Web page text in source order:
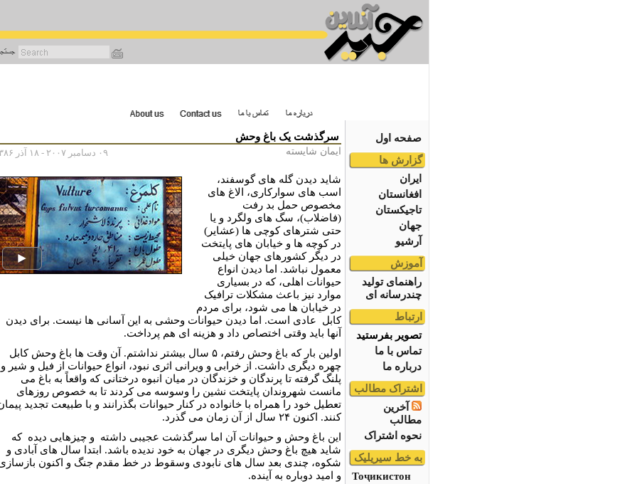
صفحه اول
گزارش ها
ایران
افغانستان
تاجیکستان
جهان
آرشیو
آموزش
راهنمای تولید
چندرسانه ای
ارتباط
تصویر بفرستید
تماس با ما
درباره ما
اشتراک مطالب
آخرین
مطالب
نحوه اشتراک
به خط سیریلیک
Тоҷикистон
سرگذشت يک باغ وحش
۰۹ دسامبر ۲۰۰۷ - ۱۸ آذر ۱۳۸۶ ايمان شايسته
شاید دیدن گله های گوسفند،
اسب های سوارکاری، الاغ های
مخصوص حمل بد رفت
(فاضلاب)، سگ های ولگرد و یا
حتی شترهای کوچی ها (عشایر)
در کوچه ها و خیابان های پایتخت
در دیگر کشورهای جهان خیلی
معمول نباشد. اما ديدن انواع
حیوانات اهلى، که در بسیاری
موارد نیز باعث مشکلات ترافیک
در خیابان ها مى شود، براى مردم
کابل عادى است. اما دیدن حیوانات وحشی به این آسانی ها نیست. برای دیدن
آنها باید وقتی اختصاص داد و هزینه ای هم پرداخت.
اولین بار که باغ وحش رفتم، ۵ سال بیشتر نداشتم. آن وقت ها باغ وحش کابل
چهره دیگری داشت. از خرابی و ویرانی اثری نبود، انواع حیوانات از فیل و شیر و
پلنگ گرفته تا پرندگان و خزندگان در میان انبوه درختانى که واقعاً به باغ می
مانست شهروندان پایتخت نشین را وسوسه می کردند تا به خصوص روزهای
تعطیل خود را همراه با خانواده در کنار حیوانات بگذرانند و با طبیعت تجدید
کنند. اکنون ۲۴ سال از آن زمان می گذرد.
این باغ وحش و حیوانات آن اما سرگذشت عجیبی داشته و چیزهایی دیده که
شاید هیچ باغ وحش دیگری در جهان به خود ندیده باشد. ابتدا سال های آبادی و
شکوه، چندی بعد سال های نابودی وسقوط در خط مقدم جنگ و اکنون
و امید دوباره به آینده.